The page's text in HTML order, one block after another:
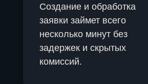
Создание и обработка
заявки займет всего
несколько минут без
задержек и скрытых
комиссий.